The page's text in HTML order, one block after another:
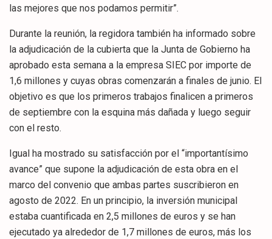
las mejores que nos podamos permitir”.
Durante la reunión, la regidora también ha informado sobre
la adjudicación de la cubierta que la Junta de Gobierno ha
aprobado esta semana a la empresa SIEC por importe de
1,6 millones y cuyas obras comenzarán a finales de junio. El
objetivo es que los primeros trabajos finalicen a primeros
de septiembre con la esquina más dañada y luego seguir
con el resto.
Igual ha mostrado su satisfacción por el “importantísimo
avance” que supone la adjudicación de esta obra en el
marco del convenio que ambas partes suscribieron en
agosto de 2022. En un principio, la inversión municipal
estaba cuantificada en 2,5 millones de euros y se han
ejecutado ya alrededor de 1,7 millones de euros, más los